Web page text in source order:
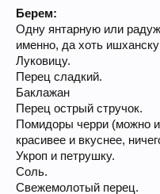
Берем:
Одну янтарную или
именно, да хоть
Луковицу.
Перец сладкий.
Баклажан
Перец острый стручок.
Помидоры черри (можно
красивее и вкуснее,
Укроп и петрушку.
Соль.
Свежемолотый перец.